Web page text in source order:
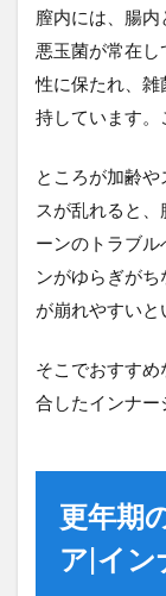
膣内には、腸内
悪玉菌が常在
性に保たれ、
持しています。
ところが加齢
スが乱れると
ーンのトラブ
ンがゆらぎが
が崩れやすいと
そこでおすす
合したインナー
更年期
ア|イン